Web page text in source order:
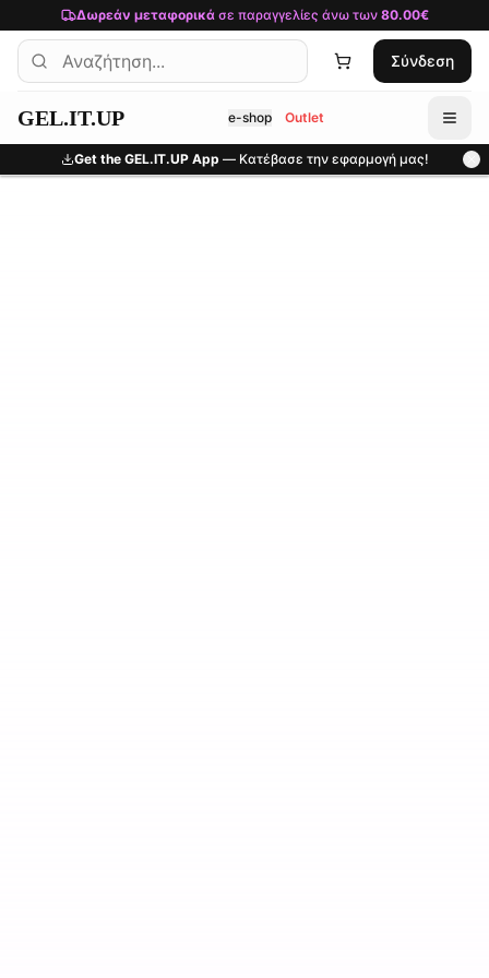
Μετάβαση στο κύριο περιεχόμενο
Δωρεάν μεταφορικάσε παραγγελίες άνω των 80.00€
Σύνδεση
GEL.IT.UP e-shop Outlet
Get the GEL.IT.UP App — Κατέβασε την εφαρμογή μας!